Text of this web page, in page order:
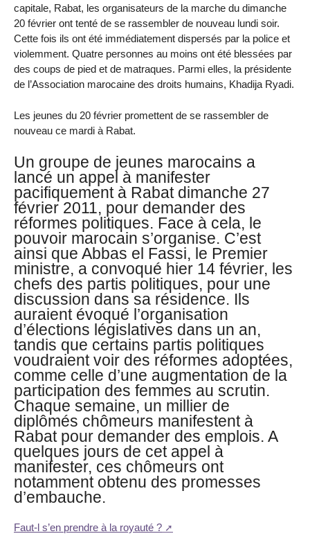
capitale, Rabat, les organisateurs de la marche du dimanche
20 février ont tenté de se rassembler de nouveau lundi soir.
Cette fois ils ont été immédiatement dispersés par la police et
violemment. Quatre personnes au moins ont été blessées par
des coups de pied et de matraques. Parmi elles, la présidente
de l’Association marocaine des droits humains, Khadija Ryadi.
Les jeunes du 20 février promettent de se rassembler de
nouveau ce mardi à Rabat.
Un groupe de jeunes marocains a
lancé un appel à manifester
pacifiquement à Rabat dimanche 27
février 2011, pour demander des
réformes politiques. Face à cela, le
pouvoir marocain s’organise. C’est
ainsi que Abbas el Fassi, le Premier
ministre, a convoqué hier 14 février, les
chefs des partis politiques, pour une
discussion dans sa résidence. Ils
auraient évoqué l’organisation
d’élections législatives dans un an,
tandis que certains partis politiques
voudraient voir des réformes adoptées,
comme celle d’une augmentation de la
participation des femmes au scrutin.
Chaque semaine, un millier de
diplômés chômeurs manifestent à
Rabat pour demander des emplois. A
quelques jours de cet appel à
manifester, ces chômeurs ont
notamment obtenu des promesses
d’embauche.
Faut-l s’en prendre à la royauté ?